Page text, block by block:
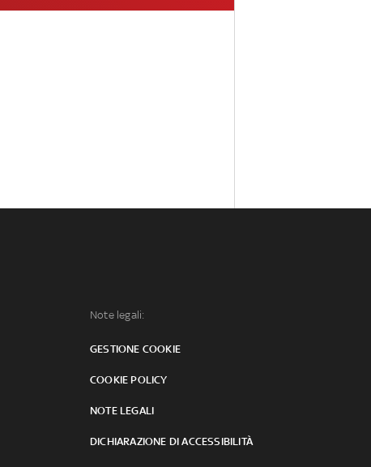
Note legali:
GESTIONE COOKIE
COOKIE POLICY
NOTE LEGALI
DICHIARAZIONE DI ACCESSIBILITÀ